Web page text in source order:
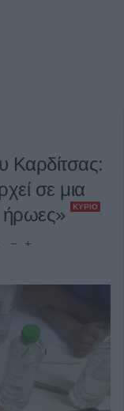
Καρδίτσας:
σε μια
ήρωες»
ΚΎΡΙΟ